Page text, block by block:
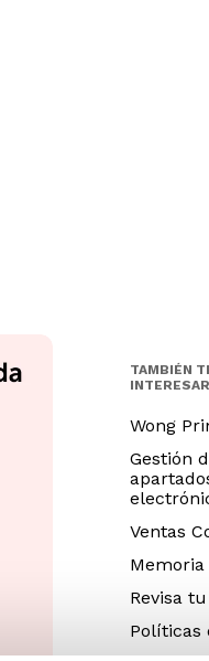
TAMBIÉN
INTERESAR
Wong
Gestión
Ventas
Memoria
Revisa
Políticas